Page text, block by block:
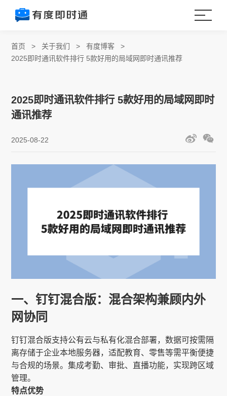
首页 > 关于我们 >有度博客 >
2025即时通讯软件排行 5款好用的局域网即时通讯推荐
2025即时通讯软件排行 5款好用的局域网即时
通讯推荐
2025-08-22
一、钉钉混合版：混合架构兼顾内外
网协同
钉钉混合版支持公有云与私有化混合部署，数据可按需隔
离存储于企业本地服务器，适配教育、零售等需平衡便捷
与合规的场景。集成考勤、审批、直播功能，实现跨区域
管理。
特点优势